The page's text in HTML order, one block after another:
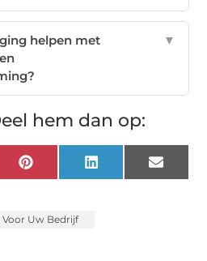
helpen met
▼
hem dan op:
Pinterest LinkedIn Email
Uw Bedrijf